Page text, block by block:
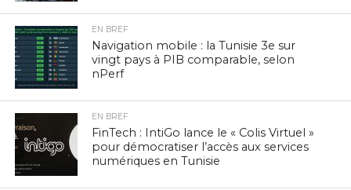
EN BREF
Navigation mobile : la Tunisie 3e sur
vingt pays à PIB comparable, selon
nPerf
EN BREF
FinTech : IntiGo lance le « Colis Virtuel »
pour démocratiser l’accès aux services
numériques en Tunisie